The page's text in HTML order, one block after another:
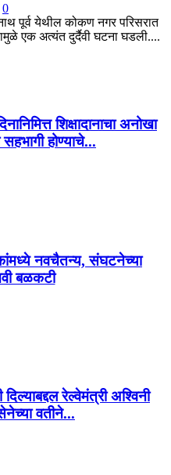
0
पूर्व येथील कोकण नगर परिसरात
एक अत्यंत दुर्दैवी घटना घडली....
शिक्षादानाचा अनोखा
होण्याचे...
नवचैतन्य, संघटनेच्या
बळकटी
रेल्वेमंत्री अश्विनी
वतीने...